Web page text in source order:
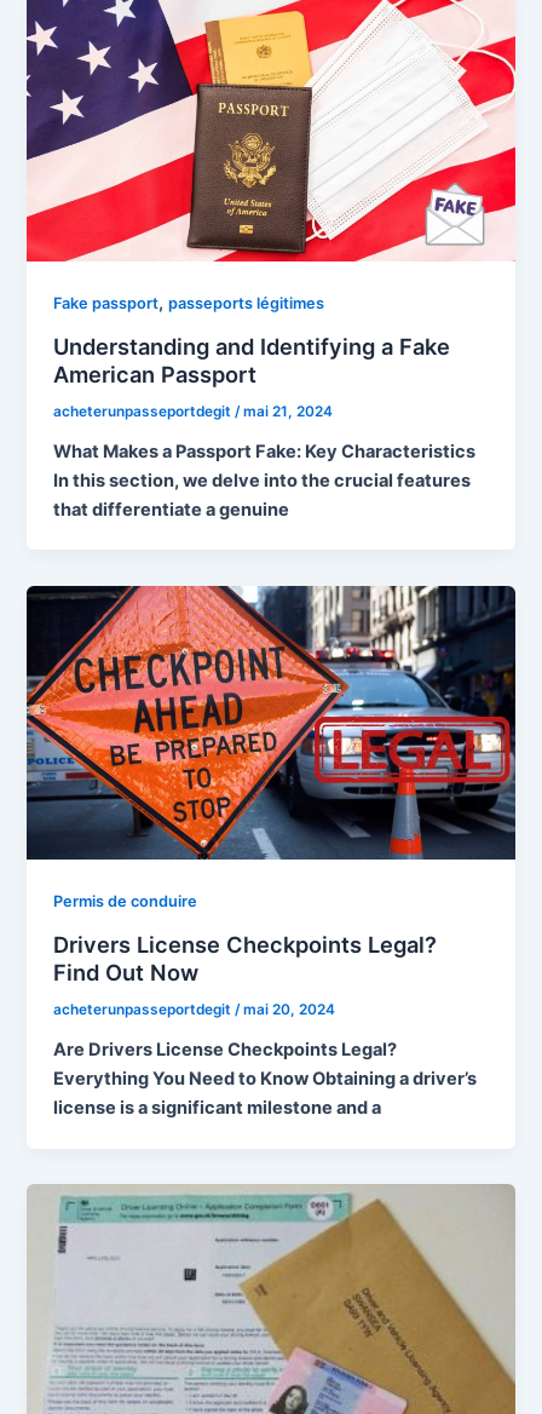
Fake passport,passeports légitimes
Understanding and Identifying a Fake
American Passport
acheterunpasseportdegit /mai 21, 2024
What Makes a Passport Fake: Key Characteristics
In this section, we delve into the crucial features
that differentiate a genuine
Permis de conduire
Drivers License Checkpoints Legal?
Find Out Now
acheterunpasseportdegit /mai 20, 2024
Are Drivers License Checkpoints Legal?
Everything You Need to Know Obtaining a driver’s
license is a significant milestone and a